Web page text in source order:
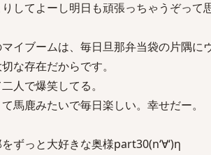
してよーし明日も頑張っちゃうぞって思
イブームは、毎日旦那弁当袋の片隅に
な存在だからです。
人で爆笑してる。
馬鹿みたいで毎日楽しい。幸せだー。
ずっと大好きな奥様part30(n‘∀‘)η